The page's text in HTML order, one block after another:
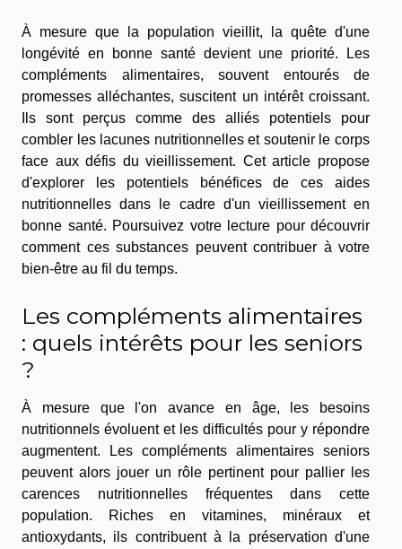
À mesure que la population vieillit, la quête d'une
longévité en bonne santé devient une priorité. Les
compléments alimentaires, souvent entourés de
promesses alléchantes, suscitent un intérêt croissant.
Ils sont perçus comme des alliés potentiels pour
combler les lacunes nutritionnelles et soutenir le corps
face aux défis du vieillissement. Cet article propose
d'explorer les potentiels bénéfices de ces aides
nutritionnelles dans le cadre d'un vieillissement en
bonne santé. Poursuivez votre lecture pour découvrir
comment ces substances peuvent contribuer à votre
bien-être au fil du temps.
Les compléments alimentaires
: quels intérêts pour les seniors
?
À mesure que l'on avance en âge, les besoins
nutritionnels évoluent et les difficultés pour y répondre
augmentent. Les compléments alimentaires seniors
peuvent alors jouer un rôle pertinent pour pallier les
carences nutritionnelles fréquentes dans cette
population. Riches en vitamines, minéraux et
antioxydants, ils contribuent à la préservation d'une